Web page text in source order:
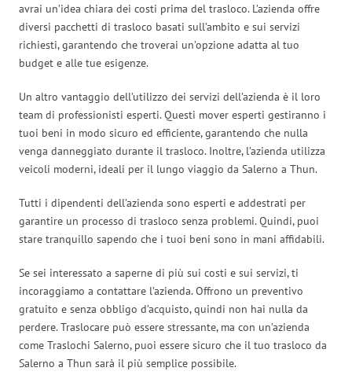
avrai un’idea chiara dei costi prima del trasloco. L’azienda offre
diversi pacchetti di trasloco basati sull’ambito e sui servizi
richiesti, garantendo che troverai un’opzione adatta al tuo
budget e alle tue esigenze.
Un altro vantaggio dell’utilizzo dei servizi dell’azienda è il loro
team di professionisti esperti. Questi mover esperti gestiranno i
tuoi beni in modo sicuro ed efficiente, garantendo che nulla
venga danneggiato durante il trasloco. Inoltre, l’azienda utilizza
veicoli moderni, ideali per il lungo viaggio da Salerno a Thun.
Tutti i dipendenti dell’azienda sono esperti e addestrati per
garantire un processo di trasloco senza problemi. Quindi, puoi
stare tranquillo sapendo che i tuoi beni sono in mani affidabili.
Se sei interessato a saperne di più sui costi e sui servizi, ti
incoraggiamo a contattare l’azienda. Offrono un preventivo
gratuito e senza obbligo d’acquisto, quindi non hai nulla da
perdere. Traslocare può essere stressante, ma con un’azienda
come Traslochi Salerno, puoi essere sicuro che il tuo trasloco da
Salerno a Thun sarà il più semplice possibile.